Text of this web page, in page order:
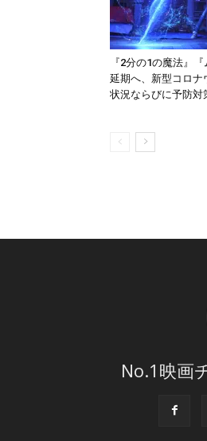
『2分の1の魔法』
延期へ、新型コロナ
状況ならびに予防対
No.1映画